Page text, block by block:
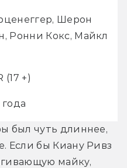
Шерон
Ронни Кокс, Майкл
+)
был чуть длиннее,
Если бы Киану Ривз
майку,